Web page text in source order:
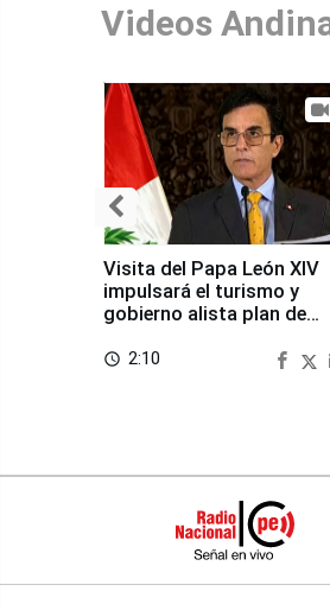
Videos
Visita del Papa León XIV
impulsará el turismo y
gobierno alista plan de
access_time 2:10